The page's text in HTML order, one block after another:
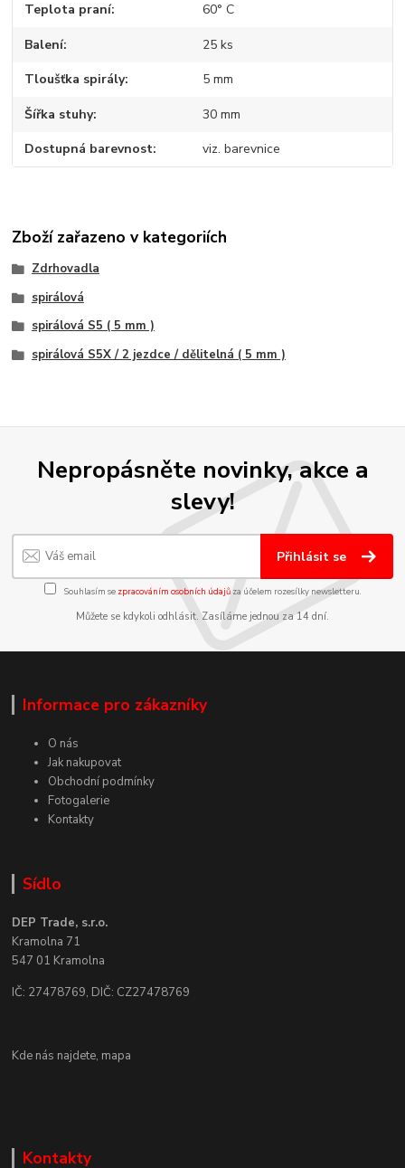
Teplota praní 60° C
Balení 25 ks
Tloušťka spirály 5 mm
Šířka stuhy 30 mm
Dostupná barevnost viz. barevnice
Zboží zařazeno v kategoriích
Zdrhovadla
spirálová
spirálová S5 ( 5 mm )
spirálová S5X / 2 jezdce / dělitelná ( 5 mm )
Nepropásněte novinky, akce a
slevy!
Přihlásit se
Souhlasím se zpracováním osobních údajůza účelem rozesílky newsletteru.
Můžete se kdykoli odhlásit. Zasíláme jednou za 14 dní.
Informace pro zákazníky
O nás
Jak nakupovat
Obchodní podmínky
Fotogalerie
Kontakty
Sídlo
DEP Trade, s.r.o.
Kramolna 71
547 01 Kramolna
IČ: 27478769, DIČ: CZ27478769
Kde nás najdete, mapa
Kontakty